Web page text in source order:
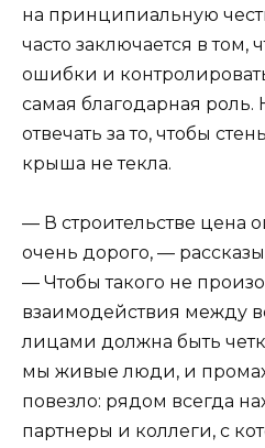
на принципиальную
часто заключается в том,
ошибки и
самая благодарная роль.
отвечать за то, чтобы
крыша не текла.
— В строительстве цена
очень дорого, —
— Чтобы такого не
взаимодействия между
лицами должна быть
мы живые люди, и
повезло: рядом всегда
партнеры и коллеги, с